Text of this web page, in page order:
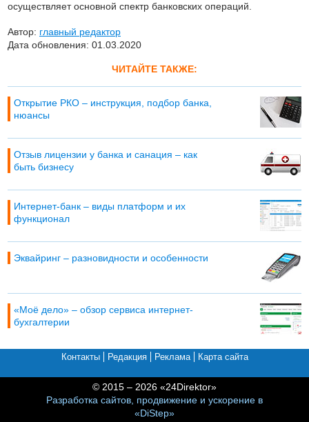
осуществляет основной спектр банковских операций.
Автор: главный редактор
Дата обновления: 01.03.2020
ЧИТАЙТЕ ТАКЖЕ:
Открытие РКО – инструкция, подбор банка,
нюансы
Отзыв лицензии у банка и санация – как
быть бизнесу
Интернет-банк – виды платформ и их
функционал
Эквайринг – разновидности и особенности
«Моё дело» – обзор сервиса интернет-
бухгалтерии
Контакты Редакция Реклама Карта сайта
© 2015 – 2026 «24Direktor»
Разработка сайтов, продвижение и ускорение в
«DiStep»